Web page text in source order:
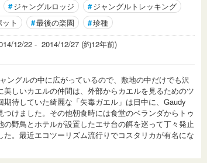
#ジャングルロッジ #ジャングルトレッキング
ト #最後の楽園 #珍種
12/22 - 2014/12/27 (約12年前)
ングルの中に広がっているので、敷地の中だけでも沢
しいカエルの仲間は、外部からカエルを見るためのツ
待していた綺麗な「矢毒ガエル」は日中に、Gaudy
けました。その他朝食時には食堂のベランダからトゥ
野鳥とホテルが設置したエサ台の餌を巡って丁々発止
。最近エコツーリズム流行りでコスタリカが有名にな